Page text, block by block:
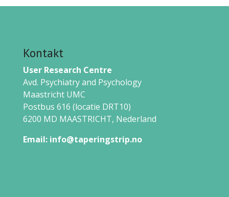
Kontakt
User Research Centre
Avd. Psychiatry and Psychology
Maastricht UMC
Postbus 616 (locatie DRT10)
6200 MD MAASTRICHT, Nederland
Email: info@taperingstrip.no